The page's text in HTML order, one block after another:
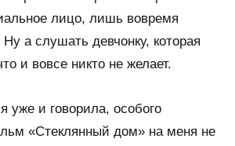
лицо, лишь вовремя
а слушать девчонку, которая
и вовсе никто не желает.
уже и говорила, особого
«Стеклянный дом» на меня не